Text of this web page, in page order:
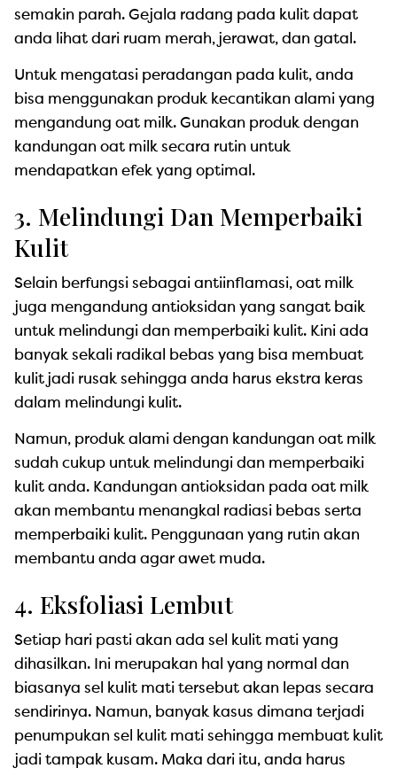
semakin parah. Gejala radang pada kulit dapat
anda lihat dari ruam merah, jerawat, dan gatal.
Untuk mengatasi peradangan pada kulit, anda
bisa menggunakan produk kecantikan alami yang
mengandung oat milk. Gunakan produk dengan
kandungan oat milk secara rutin untuk
mendapatkan efek yang optimal.
3. Melindungi Dan Memperbaiki
Kulit
Selain berfungsi sebagai antiinflamasi, oat milk
juga mengandung antioksidan yang sangat baik
untuk melindungi dan memperbaiki kulit. Kini ada
banyak sekali radikal bebas yang bisa membuat
kulit jadi rusak sehingga anda harus ekstra keras
dalam melindungi kulit.
Namun, produk alami dengan kandungan oat milk
sudah cukup untuk melindungi dan memperbaiki
kulit anda. Kandungan antioksidan pada oat milk
akan membantu menangkal radiasi bebas serta
memperbaiki kulit. Penggunaan yang rutin akan
membantu anda agar awet muda.
4. Eksfoliasi Lembut
Setiap hari pasti akan ada sel kulit mati yang
dihasilkan. Ini merupakan hal yang normal dan
biasanya sel kulit mati tersebut akan lepas secara
sendirinya. Namun, banyak kasus dimana terjadi
penumpukan sel kulit mati sehingga membuat kulit
jadi tampak kusam. Maka dari itu, anda harus